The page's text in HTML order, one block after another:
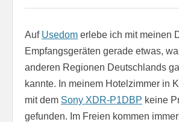
Auf Usedom erlebe ich mit meinen
Empfangsgeräten gerade etwas,
anderen Regionen Deutschlands
kannte. In meinem Hotelzimmer in
mit dem Sony XDR-P1DBP keine
gefunden. Im Freien kommen